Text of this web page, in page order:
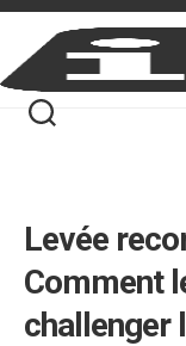
Skip
content
Levée
Comment
challenger